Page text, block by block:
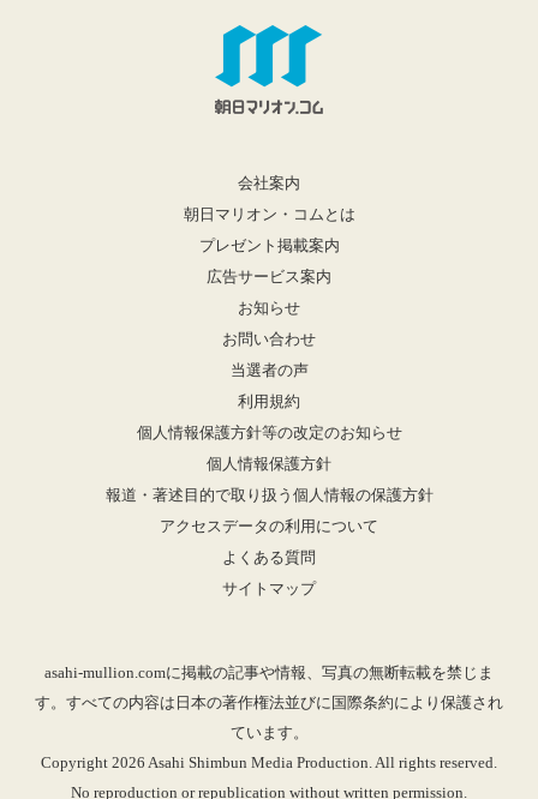
会社案内
朝日マリオン・コムとは
プレゼント掲載案内
広告サービス案内
お知らせ
お問い合わせ
当選者の声
利用規約
個人情報保護方針等の改定のお知らせ
個人情報保護方針
報道・著述目的で取り扱う個人情報の保護方針
アクセスデータの利用について
よくある質問
サイトマップ
asahi-mullion.comに掲載の記事や情報、写真の無断転載を禁じま
す。すべての内容は日本の著作権法並びに国際条約により保護され
ています。
Copyright 2026 Asahi Shimbun Media Production. All rights reserved.
No reproduction or republication without written permission.